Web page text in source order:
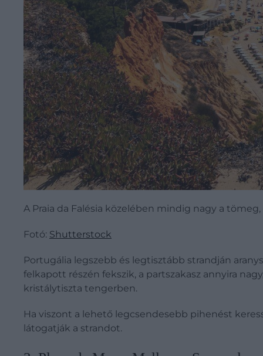
A Praia da Falésia közelében mindig nagy a
Fotó: Shutterstock
Portugália legszebb és legtisztább strandján
felkapott részén fekszik, a partszakasz annyira
kristálytiszta tengerben.
Ha viszont a lehető legcsendesebb pihenést
látogatják a strandot.